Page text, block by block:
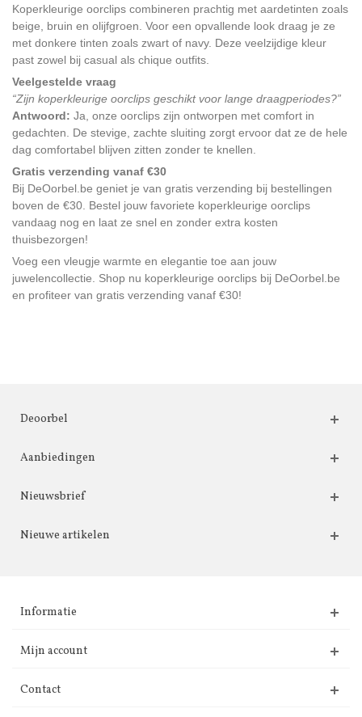
Koperkleurige oorclips combineren prachtig met aardetinten zoals
beige, bruin en olijfgroen. Voor een opvallende look draag je ze
met donkere tinten zoals zwart of navy. Deze veelzijdige kleur
past zowel bij casual als chique outfits.
Veelgestelde vraag
“Zijn koperkleurige oorclips geschikt voor lange draagperiodes?”
Antwoord: Ja, onze oorclips zijn ontworpen met comfort in
gedachten. De stevige, zachte sluiting zorgt ervoor dat ze de hele
dag comfortabel blijven zitten zonder te knellen.
Gratis verzending vanaf €30
Bij DeOorbel.be geniet je van gratis verzending bij bestellingen
boven de €30. Bestel jouw favoriete koperkleurige oorclips
vandaag nog en laat ze snel en zonder extra kosten
thuisbezorgen!
Voeg een vleugje warmte en elegantie toe aan jouw
juwelencollectie. Shop nu koperkleurige oorclips bij DeOorbel.be
en profiteer van gratis verzending vanaf €30!
Deoorbel
Aanbiedingen
Nieuwsbrief
Nieuwe artikelen
Informatie
Mijn account
Contact